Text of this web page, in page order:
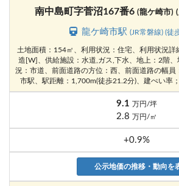
南中島町字菅沼167番6 (龍ケ崎市)
龍ケ崎市駅(JR常磐線) (徒
土地面積：154㎡、利用状況：住宅、利用状況詳
造[W]、供給施設：水道,ガス,下水、地上：2階
況：市道、前面道路の方位：西、前面道路の幅員
市駅、駅距離：1,700m(徒歩21.2分)、建ぺい率
9.1 万円/坪
2.8 万円/㎡
+0.9%
公示地価の推移・動向を